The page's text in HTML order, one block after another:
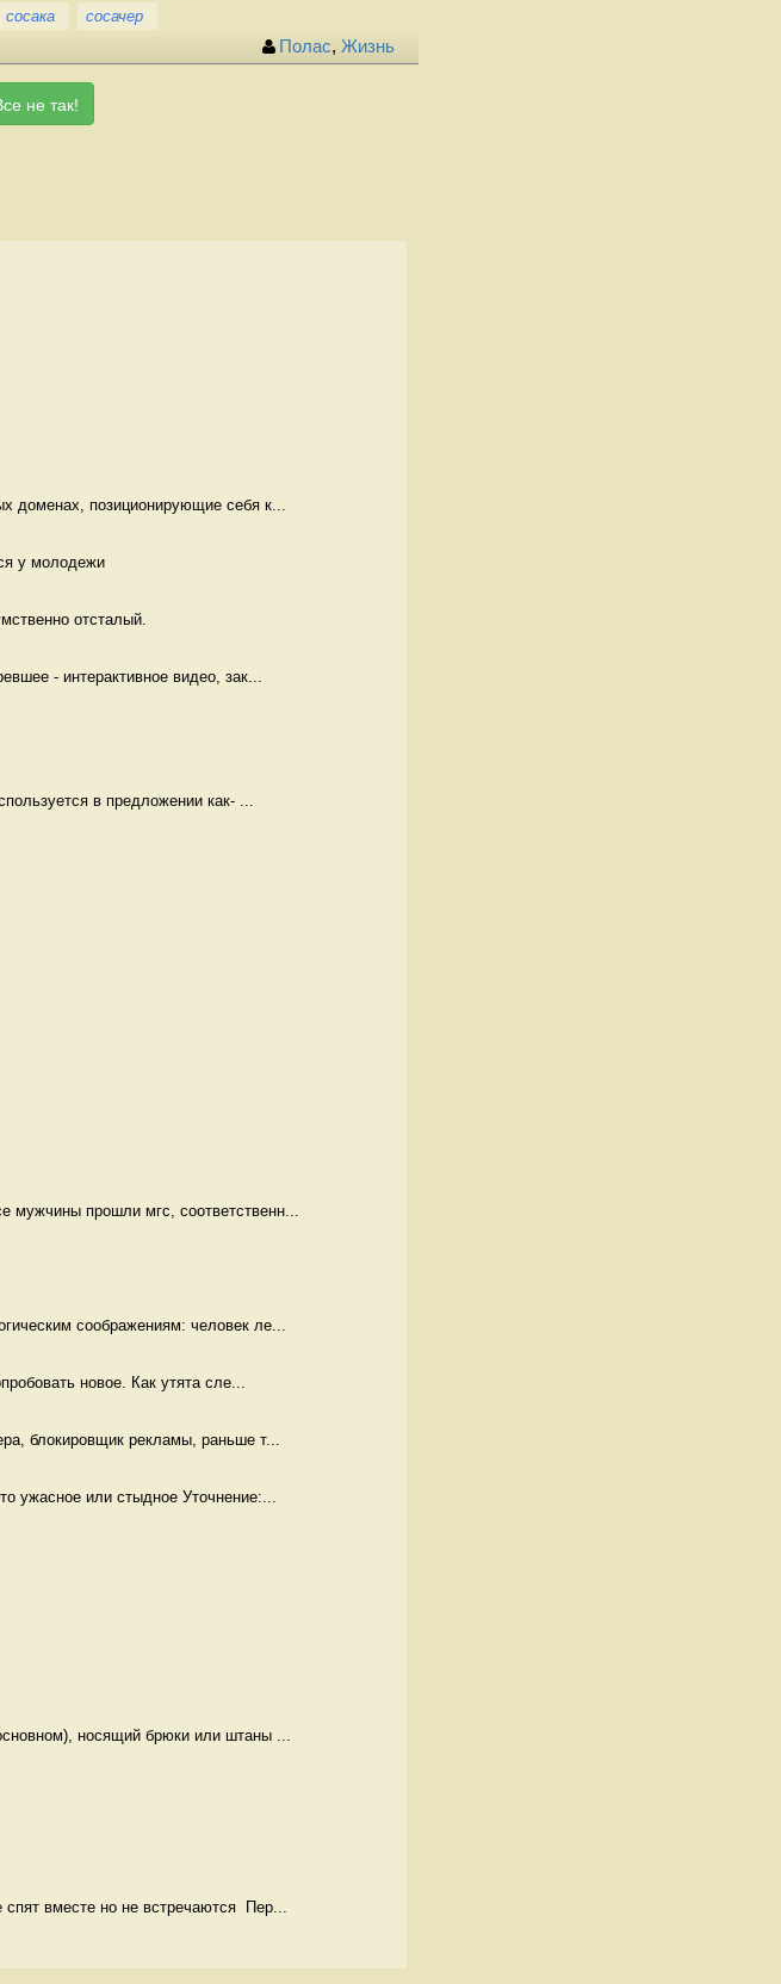
сосака сосачер
Полас, Жизнь
не так!
доменах, позиционирующие себя к...
у молодежи
отсталый.
- интерактивное видео, зак...
в предложении как- ...
мужчины прошли мгс, соответственн...
соображениям: человек ле...
новое. Как утята сле...
блокировщик рекламы, раньше т...
ужасное или стыдное Уточнение:...
носящий брюки или штаны ...
вместе но не встречаются  Пер...